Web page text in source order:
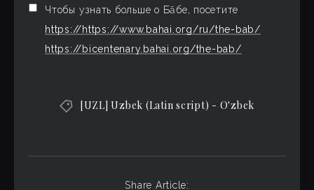
Чтобы узнать больше о Бāбе, посетите
https://https://www.bahai.org/ru/the-bab/
https://bicentenary.bahai.org/the-bab/
[UZL] Uzbek (Latin script) - O'zbek
Share Article: